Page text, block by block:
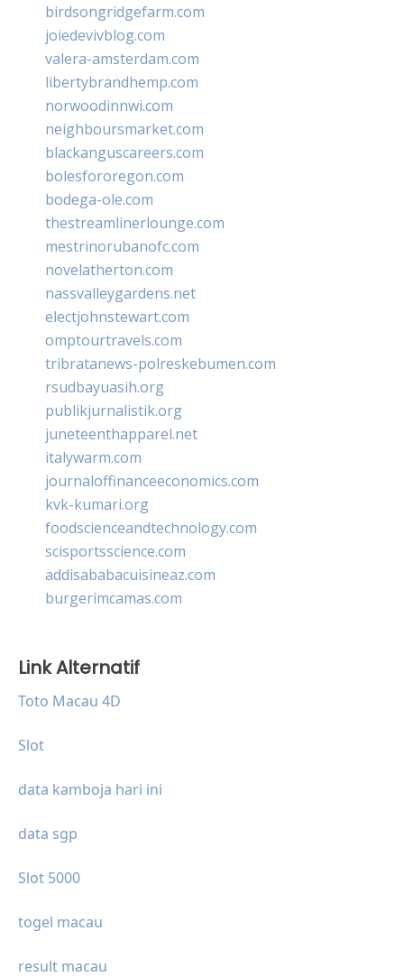
birdsongridgefarm.com
joiedevivblog.com
valera-amsterdam.com
libertybrandhemp.com
norwoodinnwi.com
neighboursmarket.com
blackanguscareers.com
bolesfororegon.com
bodega-ole.com
thestreamlinerlounge.com
mestrinorubanofc.com
novelatherton.com
nassvalleygardens.net
electjohnstewart.com
omptourtravels.com
tribratanews-polreskebumen.com
rsudbayuasih.org
publikjurnalistik.org
juneteenthapparel.net
italywarm.com
journaloffinanceeconomics.com
kvk-kumari.org
foodscienceandtechnology.com
scisportsscience.com
addisababacuisineaz.com
burgerimcamas.com
Link Alternatif
Toto Macau 4D
Slot
data kamboja hari ini
data sgp
Slot 5000
togel macau
result macau